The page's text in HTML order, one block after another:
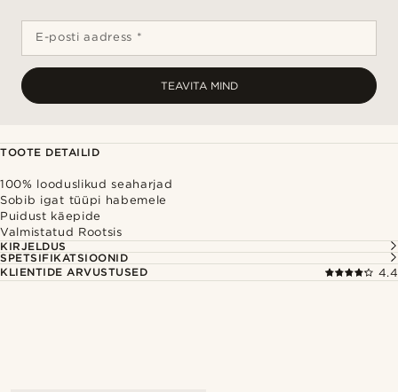
E-posti aadress *
TEAVITA MIND
TOOTE DETAILID
100% looduslikud seaharjad
Sobib igat tüüpi habemele
Puidust käepide
Valmistatud Rootsis
KIRJELDUS
SPETSIFIKATSIOONID
KLIENTIDE ARVUSTUSED
4.4